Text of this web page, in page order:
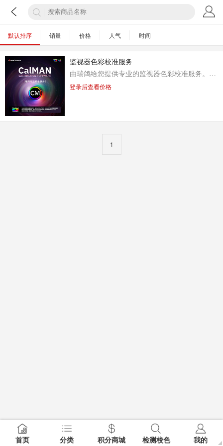
首页 分类 积分商城 检测校色 我的
默认排序 销量 价格 人气 时间
监视器色彩校准服务
由瑞鸽给您提供专业的监视器色彩校准服务。注册会员在本商城购买监视器后，每台监视器可免费享受本服务一次，高级会员加倍。
登录后查看价格
1